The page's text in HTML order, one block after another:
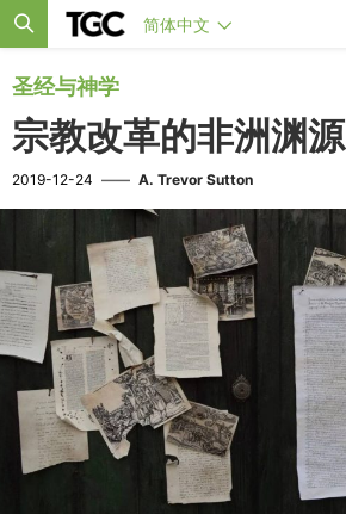
简体中文
圣经与神学
宗教改革的非洲渊源
2019-12-24 —— A. Trevor Sutton